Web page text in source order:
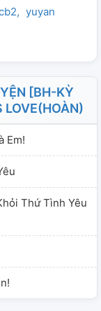
yuyan
[BH-KỲ
LOVE(HOÀN)
Em!
Thứ Tình Yêu